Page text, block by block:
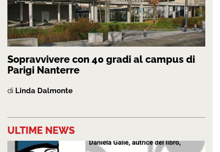
Sopravvivere con 40 gradi al campus di
Parigi Nanterre
di Linda Dalmonte
ULTIME NEWS